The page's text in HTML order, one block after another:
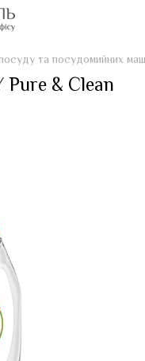
та посудомийних
Pure & Clean